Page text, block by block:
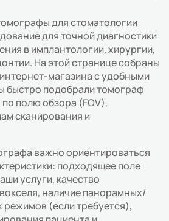
для стоматологии
для точной диагностики
в имплантологии, хирургии,
На этой странице собраны
магазина с удобными
быстро подобрали томограф
полю обзора (FOV),
сканирования и
важно ориентироваться
подходящее поле
услуги, качество
наличие панорамных/
(если требуется),